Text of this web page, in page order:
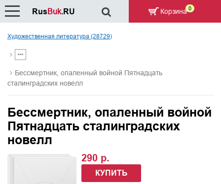
Художественная литература (28729)
Бессмертник, опаленный войной Пятнадцать
сталинградских новелл
Бессмертник, опаленный войной
Пятнадцать сталинградских
новелл
290 р.
КУПИТЬ
RusBuk.RU Корзина 0